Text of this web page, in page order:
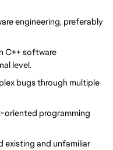
engineering, preferably
C++ software
level.
bugs through multiple
programming
existing and unfamiliar